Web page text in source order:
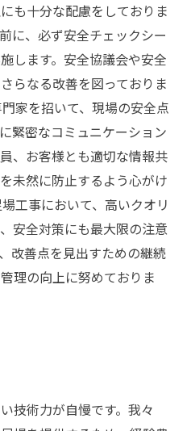
も十分な配慮をしておりま
に、必ず安全チェックシー
します。安全協議会や安全
らなる改善を図っておりま
家を招いて、現場の安全点
緊密なコミュニケーション
、お客様とも適切な情報共
未然に防止するよう心がけ
工事において、高いクオリ
安全対策にも最大限の注意
改善点を見出すための継続
理の向上に努めておりま
技術力が自慢です。我々